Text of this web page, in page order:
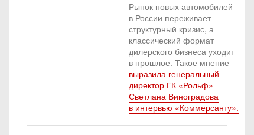
Рынок новых автомобилей
в России переживает
структурный кризис, а
классический формат
дилерского бизнеса уходит
в прошлое. Такое мнение
выразила генеральный
директор ГК «Рольф»
Светлана Виноградова
в интервью «Коммерсанту».